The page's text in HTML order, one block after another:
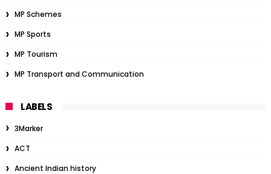
MP Schemes
MP Sports
MP Tourism
MP Transport and Communication
LABELS
3Marker
ACT
Ancient Indian history